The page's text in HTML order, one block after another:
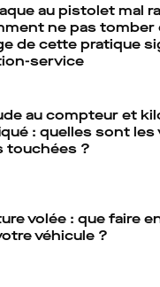
au pistolet mal
ne pas tomber
de cette pratique
service
au compteur et
: quelles sont les
touchées ?
volée : que faire
véhicule ?